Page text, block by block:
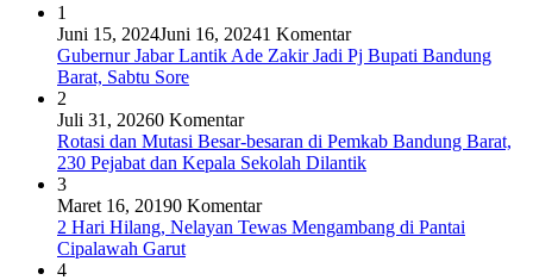
1
Juni 15, 2024Juni 16, 20241 Komentar
Gubernur Jabar Lantik Ade Zakir Jadi Pj Bupati Bandung
Barat, Sabtu Sore
2
Juli 31, 20260 Komentar
Rotasi dan Mutasi Besar-besaran di Pemkab Bandung Barat,
230 Pejabat dan Kepala Sekolah Dilantik
3
Maret 16, 20190 Komentar
2 Hari Hilang, Nelayan Tewas Mengambang di Pantai
Cipalawah Garut
4